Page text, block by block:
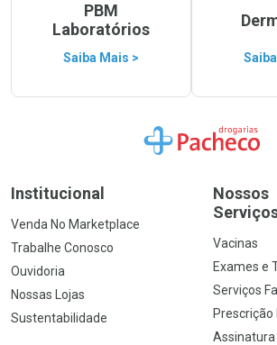
PBM
Laboratórios
Saiba Mais >
Ir para a Home
Institucional
Venda No Marketplace
Trabalhe Conosco
Ouvidoria
Nossas Lojas
Sustentabilidade
Nossos
Vacinas
Exames e
Serviços
Prescrição
Assinatura